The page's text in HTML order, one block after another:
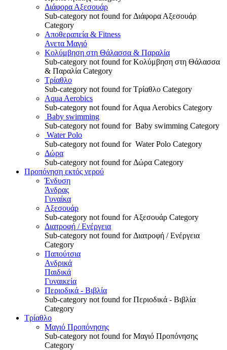
Διάφορα Αξεσουάρ
Sub-category not found for Διάφορα Αξεσουάρ
Category
Αποθεραπεία & Fitness
Ανετα Μαγιό
Κολύμβηση στη Θάλασσα & Παραλία
Sub-category not found for Κολύμβηση στη Θάλασσα
& Παραλία Category
Τρίαθλο
Sub-category not found for Τρίαθλο Category
Aqua Aerobics
Sub-category not found for Aqua Aerobics Category
Baby swimming
Sub-category not found for Baby swimming Category
Water Polo
Sub-category not found for Water Polo Category
Δώρα
Sub-category not found for Δώρα Category
Προπόνηση εκτός νερού
Ένδυση
Άνδρας
Γυναίκα
Αξεσουάρ
Sub-category not found for Αξεσουάρ Category
Διατροφή / Ενέργεια
Sub-category not found for Διατροφή / Ενέργεια
Category
Παπούτσια
Ανδρικά
Παιδικά
Γυναικεία
Περιοδικά - Βιβλία
Sub-category not found for Περιοδικά - Βιβλία
Category
Τρίαθλο
Μαγιό Προπόνησης
Sub-category not found for Μαγιό Προπόνησης
Category